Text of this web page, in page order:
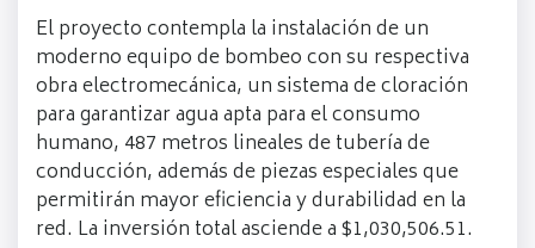
El proyecto contempla la instalación de un
moderno equipo de bombeo con su respectiva
obra electromecánica, un sistema de cloración
para garantizar agua apta para el consumo
humano, 487 metros lineales de tubería de
conducción, además de piezas especiales que
permitirán mayor eficiencia y durabilidad en la
red. La inversión total asciende a $1,030,506.51.